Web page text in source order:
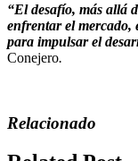
“El desafío, más allá
enfrentar el mercado,
para impulsar el
Conejero.
Relacionado